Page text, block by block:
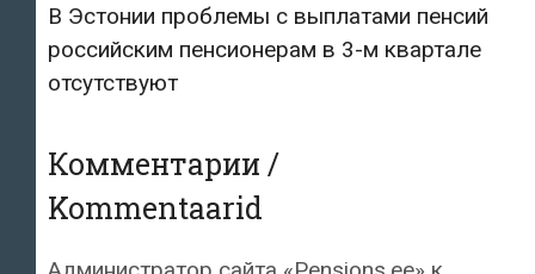
В Эстонии проблемы с выплатами пенсий
российским пенсионерам в 3-м квартале
отсутствуют
Комментарии /
Kommentaarid